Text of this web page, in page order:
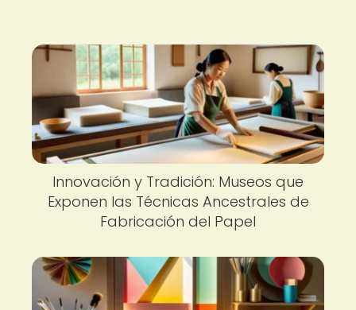
Innovación y Tradición: Museos que
Exponen las Técnicas Ancestrales de
Fabricación del Papel